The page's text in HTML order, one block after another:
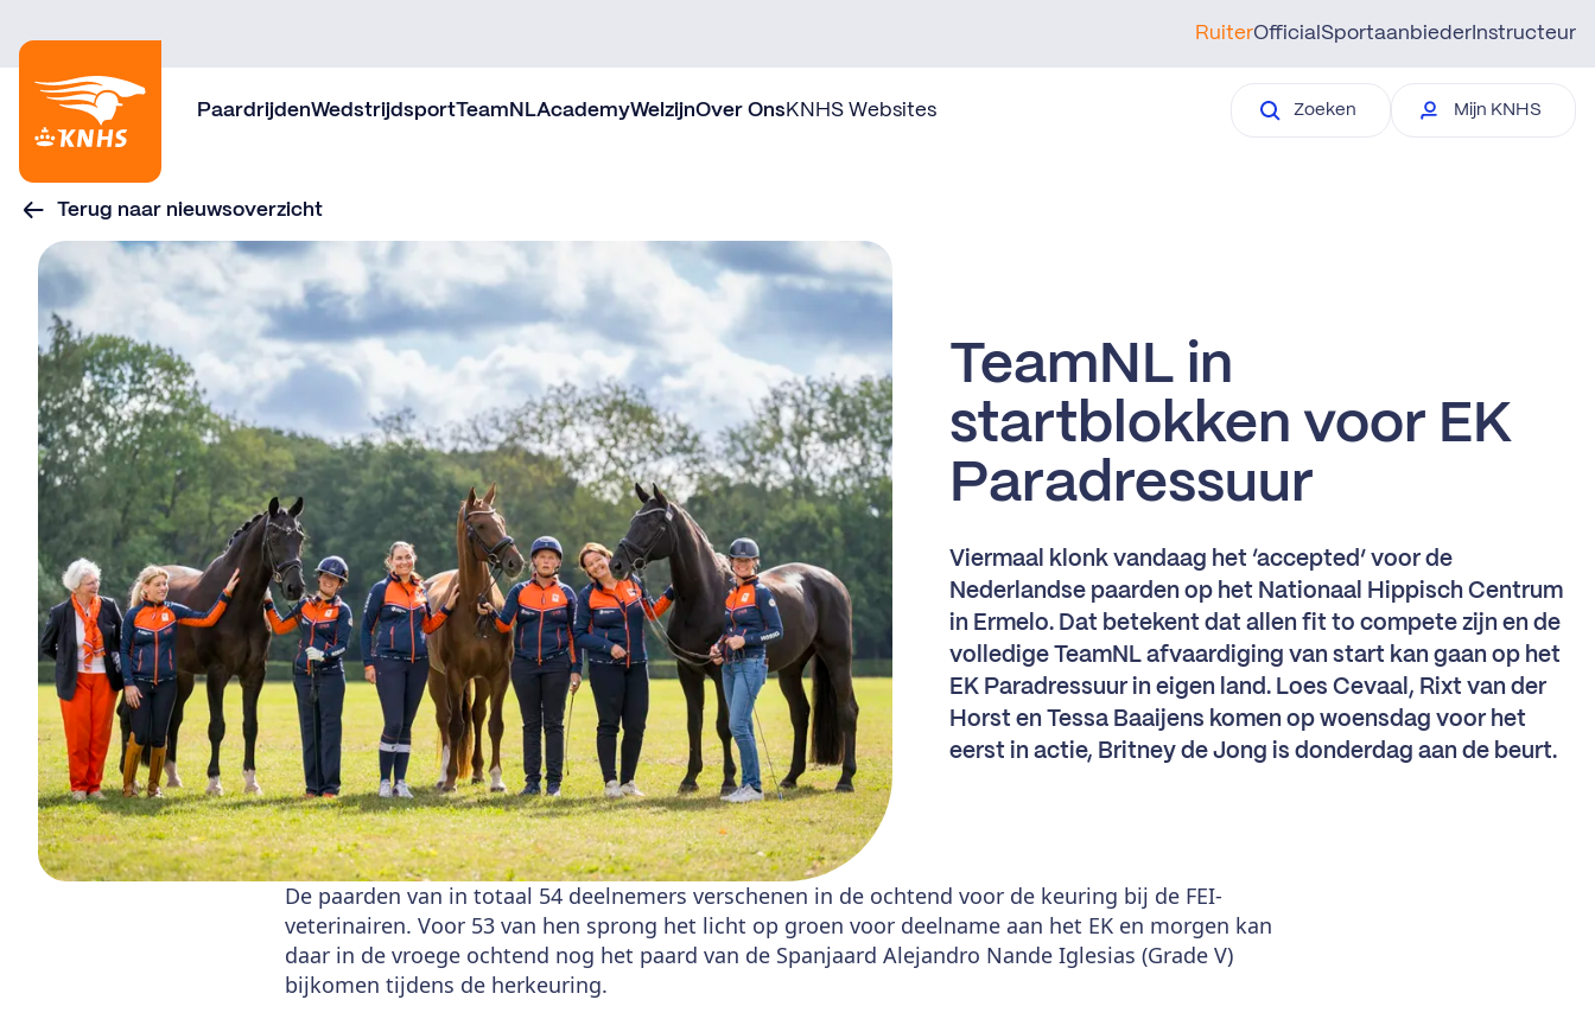
RuiterOfficial Sportaanbieder Instructeur
PaardrijdenWedstrijdsportTeamNLAcademyWelzijnOver OnsKNHS Websites Zoeken Mijn KNHS
Terug naar nieuwsoverzicht
TeamNL in
startblokken voor EK
Paradressuur
Viermaal klonk vandaag het ‘accepted’ voor de
Nederlandse paarden op het Nationaal Hippisch Centrum
in Ermelo. Dat betekent dat allen fit to compete zijn en de
volledige TeamNL afvaardiging van start kan gaan op het
EK Paradressuur in eigen land. Loes Cevaal, Rixt van der
Horst en Tessa Baaijens komen op woensdag voor het
eerst in actie, Britney de Jong is donderdag aan de beurt.
De paarden van in totaal 54 deelnemers verschenen in de ochtend voor de keuring bij de FEI-
veterinairen. Voor 53 van hen sprong het licht op groen voor deelname aan het EK en morgen kan
daar in de vroege ochtend nog het paard van de Spanjaard Alejandro Nande Iglesias (Grade V)
bijkomen tijdens de herkeuring.